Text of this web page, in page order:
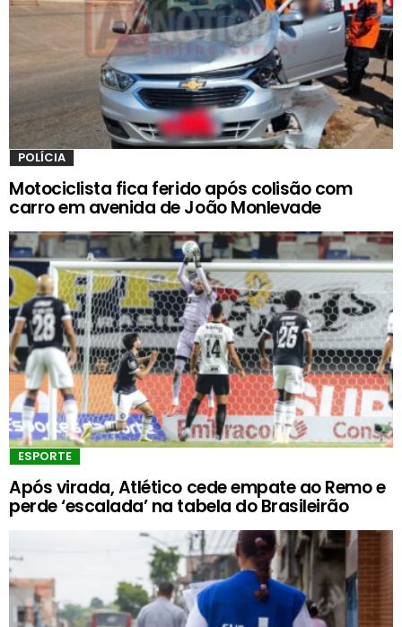
POLÍCIA
Motociclista fica ferido após colisão com
carro em avenida de João Monlevade
ESPORTE
Após virada, Atlético cede empate ao Remo e
perde ‘escalada’ na tabela do Brasileirão